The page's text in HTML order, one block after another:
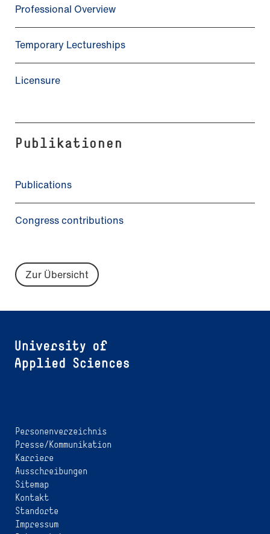
Professional Overview
Temporary Lectureships
Licensure
Publikationen
Publications
Congress contributions
Zur Übersicht
Personenverzeichnis
Presse/Kommunikation
Karriere
Ausschreibungen
Sitemap
Kontakt
Standorte
Impressum